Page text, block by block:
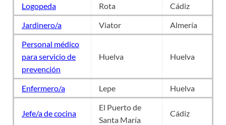
Logopeda Rota
Cádiz
Jardinero/a
Viator
Almería
Personal médico
para servicio de
prevención
Huelva Huelva
Enfermero/a Lepe Huelva
Jefe/a de cocina
El Puerto de
Santa María
Cádiz